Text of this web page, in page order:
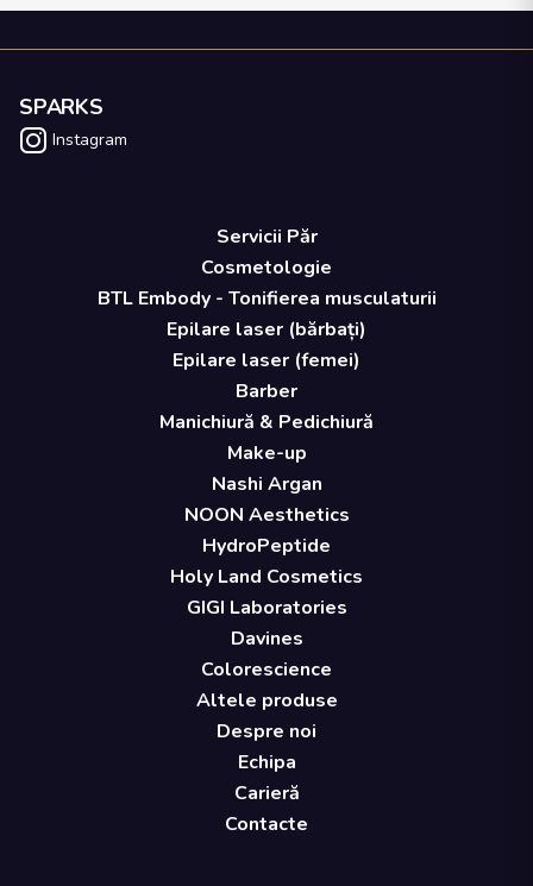
SPARKS
Instagram
Servicii Păr
Cosmetologie
BTL Embody - Tonifierea musculaturii
Epilare laser (bărbați)
Epilare laser (femei)
Barber
Manichiură & Pedichiură
Make-up
Nashi Argan
NOON Aesthetics
HydroPeptide
Holy Land Cosmetics
GIGI Laboratories
Davines
Colorescience
Altele produse
Despre noi
Echipa
Carieră
Contacte